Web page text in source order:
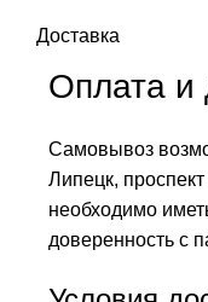
Доставка
Оплата и
Самовывоз
Липецк,
необходимо
доверенность с